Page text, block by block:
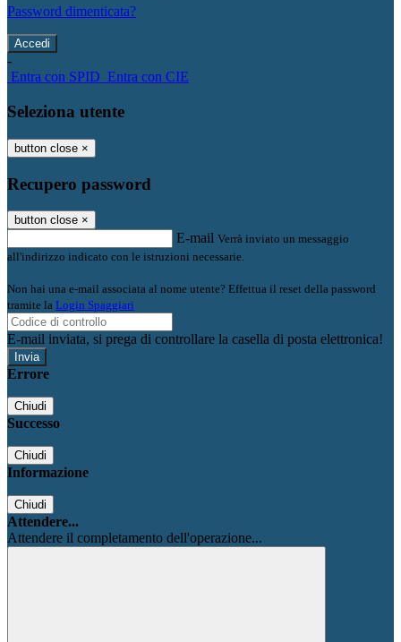
Password dimenticata?
-
Entra con SPID Entra con CIE
Seleziona utente
button close ×
Recupero password
button close ×
E-mail Verrà inviato un messaggio
all'indirizzo indicato con le istruzioni necessarie.
Non hai una e-mail associata al nome utente? Effettua il reset della password
tramite la Login Spaggiari
E-mail inviata, si prega di controllare la casella di posta elettronica!
Errore
Chiudi
Successo
Chiudi
Informazione
Chiudi
Attendere...
Attendere il completamento dell'operazione...